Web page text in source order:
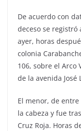
De acuerdo con
deceso se registró
ayer, horas
colonia
106, sobre el
de la avenida José
El menor, de
la cabeza y fue
Cruz Roja. Horas